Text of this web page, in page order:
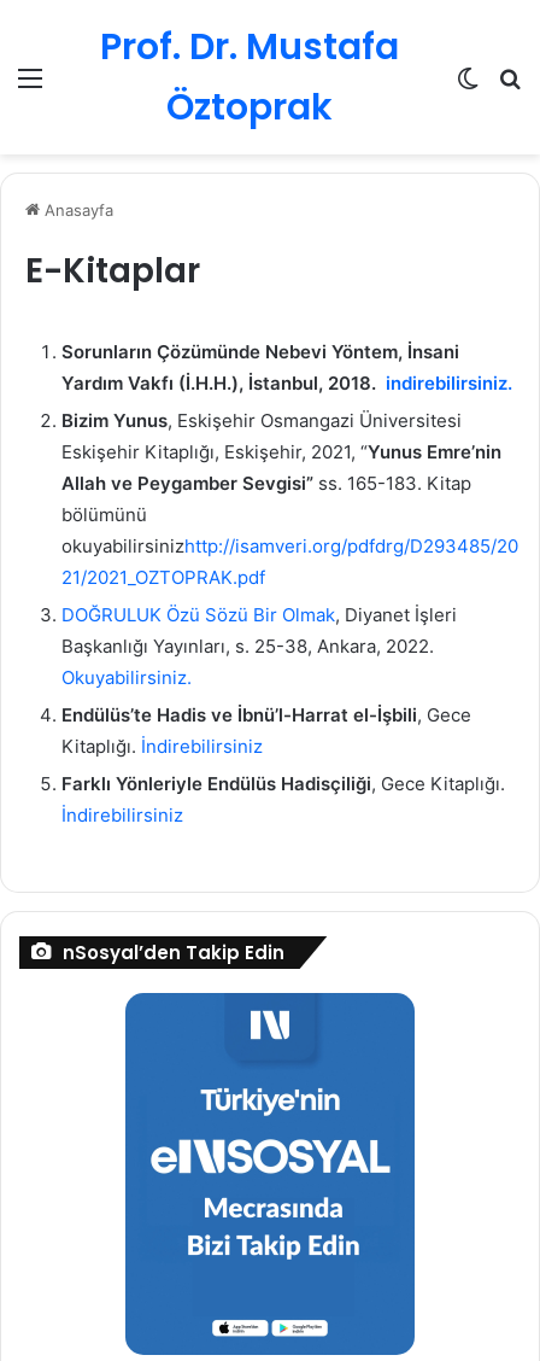
Menü
Prof. Dr. Mustafa
Öztoprak
Dış
Anasayfa
E-Kitaplar
Sorunların Çözümünde Nebevi Yöntem, İnsani
Yardım Vakfı (İ.H.H.), İstanbul, 2018. indirebilirsiniz.
Bizim Yunus, Eskişehir Osmangazi Üniversitesi
Eskişehir Kitaplığı, Eskişehir, 2021, “Yunus Emre’nin
Allah ve Peygamber Sevgisi” ss. 165-183. Kitap
bölümünü
okuyabilirsinizhttp://isamveri.org/pdfdrg/D293485/20
21/2021_OZTOPRAK.pdf
DOĞRULUK Özü Sözü Bir Olmak, Diyanet İşleri
Başkanlığı Yayınları, s. 25-38, Ankara, 2022.
Okuyabilirsiniz.
Endülüs’te Hadis ve İbnü’l-Harrat el-İşbili, Gece
Kitaplığı. İndirebilirsiniz
Farklı Yönleriyle Endülüs Hadisçiliği, Gece Kitaplığı.
İndirebilirsiniz
nSosyal’den Takip Edin